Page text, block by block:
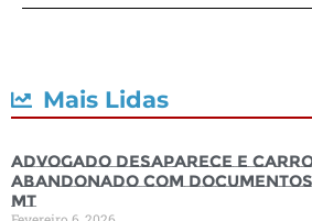
Mais Lidas
Advogado desaparece e
abandonado com
MT